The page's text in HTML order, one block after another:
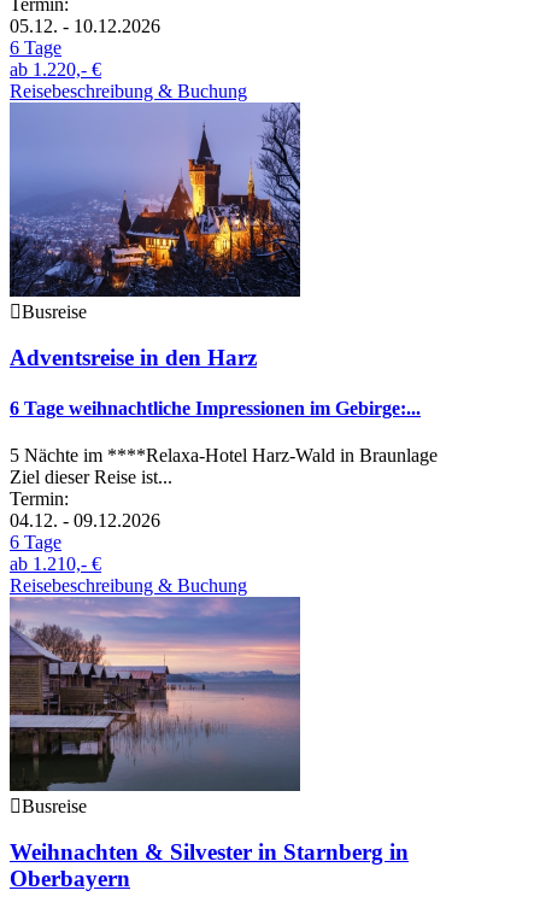
Termin:
05.12. - 10.12.2026
6 Tage
ab 1.220,- €
Reisebeschreibung & Buchung
Busreise
Adventsreise in den Harz
6 Tage weihnachtliche Impressionen im Gebirge:...
5 Nächte im ****Relaxa-Hotel Harz-Wald in Braunlage
Ziel dieser Reise ist...
Termin:
04.12. - 09.12.2026
6 Tage
ab 1.210,- €
Reisebeschreibung & Buchung
Busreise
Weihnachten & Silvester in Starnberg in
Oberbayern